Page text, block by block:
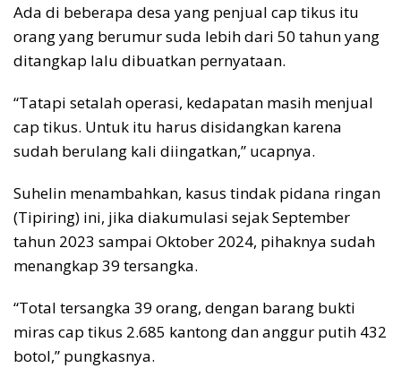
Ada di beberapa desa yang penjual cap tikus itu
orang yang berumur suda lebih dari 50 tahun yang
ditangkap lalu dibuatkan pernyataan.
“Tatapi setalah operasi, kedapatan masih menjual
cap tikus. Untuk itu harus disidangkan karena
sudah berulang kali diingatkan,” ucapnya.
Suhelin menambahkan, kasus tindak pidana ringan
(Tipiring) ini, jika diakumulasi sejak September
tahun 2023 sampai Oktober 2024, pihaknya sudah
menangkap 39 tersangka.
“Total tersangka 39 orang, dengan barang bukti
miras cap tikus 2.685 kantong dan anggur putih 432
botol,” pungkasnya.